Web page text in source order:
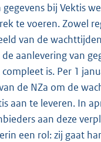
bij Vektis
te voeren. Zowel
van de
aanlevering van
is. Per 1
de NZa om de
aan te leveren. In
aan deze
een rol: zij gaat